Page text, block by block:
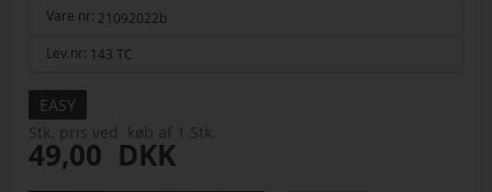
Vare nr: 21092022b
Lev.nr: 143 TC
EASY
Stk. pris ved køb af 1 Stk.
49,00 DKK